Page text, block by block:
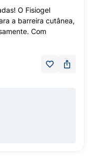
O Fisiogel
a barreira cutânea,
Com